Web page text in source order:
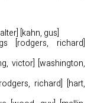
[kahn, gus]
[rodgers, richard]
victor] [washington,
richard] [hart,